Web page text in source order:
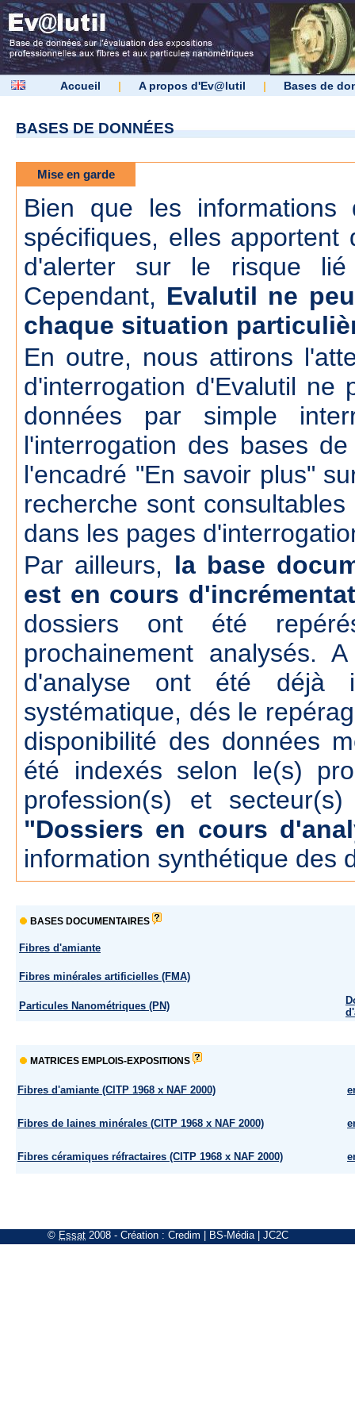
Accueil | A propos d'Ev@lutil | Bases de
BASES DE DONNÉES
Mise en garde
Bien que les informations
spécifiques, elles
d'alerter sur le risque
Cependant, Evalutil ne
chaque situation
En outre, nous attirons
d'interrogation d'Evalutil ne
données par simple
l'interrogation des bases
l'encadré "En savoir plus"
recherche sont
dans les pages
Par ailleurs, la base
est en cours
dossiers ont été
prochainement analysés.
d'analyse ont été déjà
systématique, dés le
disponibilité des données
été indexés selon le(s)
profession(s) et
"Dossiers en cours
information synthétique des
BASES DOCUMENTAIRES
Fibres d'amiante
Fibres minérales artificielles (FMA)
Particules Nanométriques (PN)
MATRICES EMPLOIS-EXPOSITIONS
Fibres d'amiante (CITP 1968 x NAF 2000)
Fibres de laines minérales (CITP 1968 x NAF 2000)
Fibres céramiques réfractaires (CITP 1968 x NAF 2000)
© Essat 2008 - Création : Credim BS-Média| JC2C